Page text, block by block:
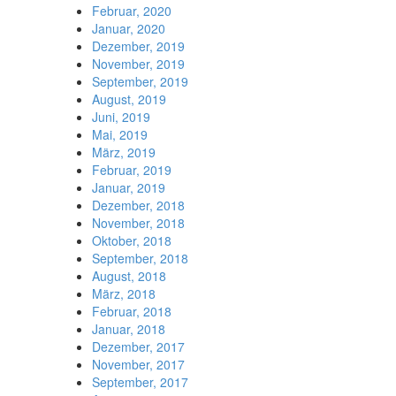
Februar, 2020
Januar, 2020
Dezember, 2019
November, 2019
September, 2019
August, 2019
Juni, 2019
Mai, 2019
März, 2019
Februar, 2019
Januar, 2019
Dezember, 2018
November, 2018
Oktober, 2018
September, 2018
August, 2018
März, 2018
Februar, 2018
Januar, 2018
Dezember, 2017
November, 2017
September, 2017